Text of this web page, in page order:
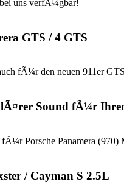
uns verfÃ¼gbar!
GTS / 4 GTS
fÃ¼r den neuen 911er
Sound fÃ¼r
Porsche Panamera
/ Cayman S 2.5L